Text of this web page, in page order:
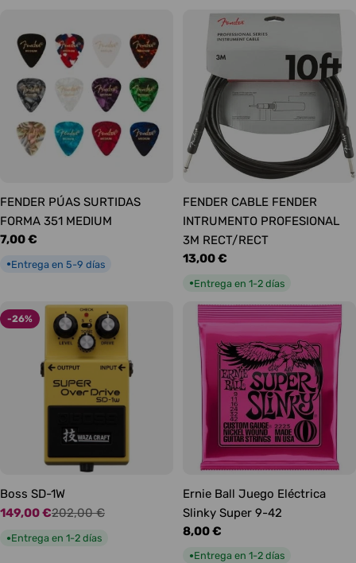
FENDER PÚAS SURTIDAS
FORMA 351 MEDIUM
Precio
7,00 €
●Entrega en 5-9 días
FENDER CABLE FENDER
INTRUMENTO PROFESIONAL
3M RECT/RECT
Precio
13,00 €
●Entrega en 1-2 días
-26%
Boss SD-1W
Precio
de
149,00 €
Precio
habitual
202,00 €
●Entrega en 1-2 días
Ernie Ball Juego Eléctrica
Slinky Super 9-42
Precio
habitual
8,00 €
●Entrega en 1-2 días